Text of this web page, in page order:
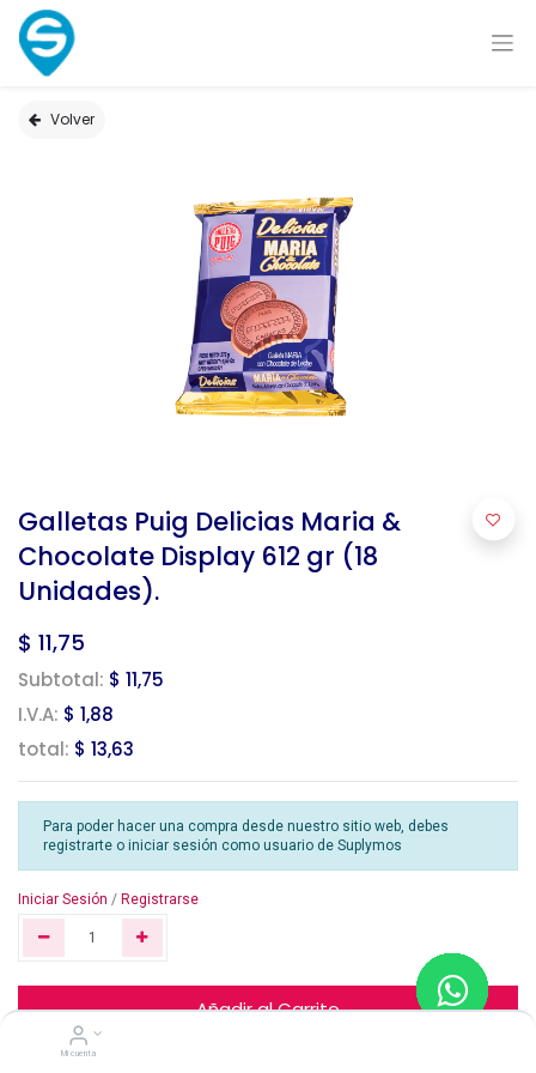
Mi cuenta
Volver
Galletas Puig Delicias Maria &
Chocolate Display 612 gr (18
Unidades).
$ 11,75
Subtotal: $ 11,75
I.V.A: $ 1,88
total: $ 13,63
Para poder hacer una compra desde nuestro sitio web, debes
registrarte o iniciar sesión como usuario de Suplymos
Iniciar Sesión / Registrarse
Añadir al Carrito